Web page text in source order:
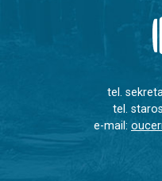
tel.
tel.
e-mail: